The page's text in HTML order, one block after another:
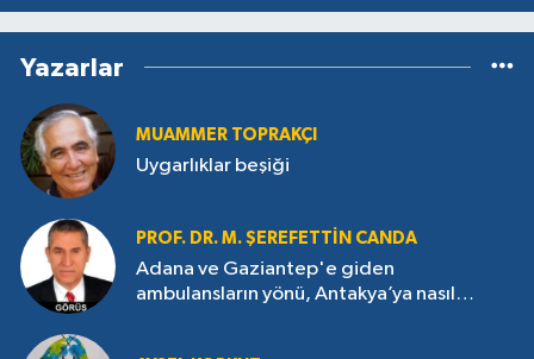
Yazarlar
MUAMMER TOPRAKÇI
Uygarlıklar beşiği
PROF. DR. M. ŞEREFETTIN CANDA
Adana ve Gaziantep'e giden
ambulansların yönü, Antakya’ya nasıl